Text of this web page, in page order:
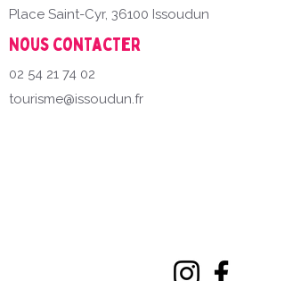
Place Saint-Cyr, 36100 Issoudun
Nous contacter
02 54 21 74 02
tourisme@issoudun.fr